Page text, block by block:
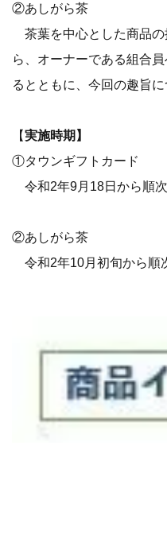
②あしがら茶
茶葉を中心とした商品
ら、オーナーである組合
るとともに、今回の趣旨
【実施時期】
①タウンギフトカード
令和2年9月18日から順次
②あしがら茶
令和2年10月初旬から順